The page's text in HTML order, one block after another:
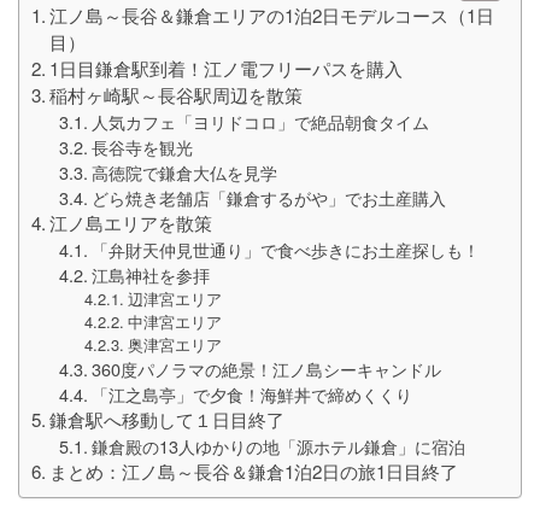
江ノ島～長谷＆鎌倉エリアの1泊2日モデルコース（1日
目）
1日目鎌倉駅到着！江ノ電フリーパスを購入
稲村ヶ崎駅～長谷駅周辺を散策
人気カフェ「ヨリドコロ」で絶品朝食タイム
長谷寺を観光
高徳院で鎌倉大仏を見学
どら焼き老舗店「鎌倉するがや」でお土産購入
江ノ島エリアを散策
「弁財天仲見世通り」で食べ歩きにお土産探しも！
江島神社を参拝
辺津宮エリア
中津宮エリア
奥津宮エリア
360度パノラマの絶景！江ノ島シーキャンドル
「江之島亭」で夕食！海鮮丼で締めくくり
鎌倉駅へ移動して１日目終了
鎌倉殿の13人ゆかりの地「源ホテル鎌倉」に宿泊
まとめ：江ノ島～長谷＆鎌倉1泊2日の旅1日目終了